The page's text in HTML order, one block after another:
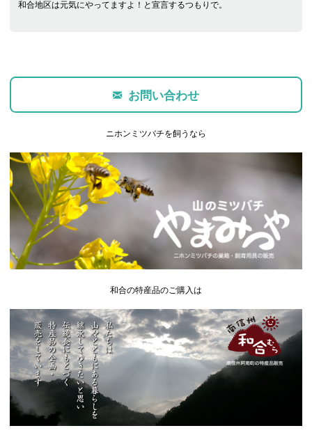
和合地区は元気にやってますよ！と宣言するつもりで。
お問い合わせ
ニホンミツバチを飼うなら
和合の特産品のご購入は